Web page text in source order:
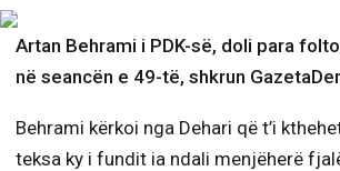
Artan Behrami i PDK-së, doli para
në seancën e 49-të, shkrun
Behrami kërkoi nga Dehari që t’i
teksa ky i fundit ia ndali menjëherë